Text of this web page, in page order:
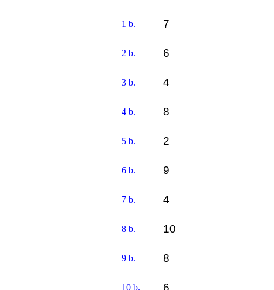
1 b. 7
2 b. 6
3 b. 4
4 b. 8
5 b. 2
6 b. 9
7 b. 4
8 b. 10
9 b. 8
10 b. 6